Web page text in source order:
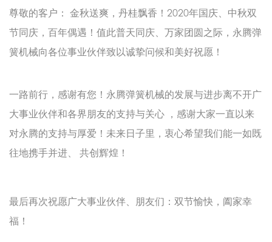
尊敬的客户： 金秋送爽，丹桂飘香！2020年国庆、中秋双
节同庆，百年偶遇！值此普天同庆、万家团圆之际，永腾弹
簧机械向各位事业伙伴致以诚挚问候和美好祝愿！
一路前行，感谢有您！永腾弹簧机械的发展与进步离不开广
大事业伙伴和各界朋友的支持与关心 ，感谢大家一直以来
对永腾的支持与厚爱！未来日子里，衷心希望我们能一如既
往地携手并进、 共创辉煌！
最后再次祝愿广大事业伙伴、朋友们：双节愉快，阖家幸
福！